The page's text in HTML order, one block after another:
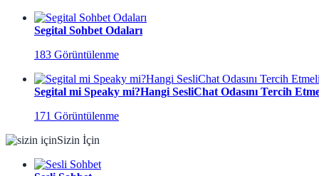
Segital Sohbet Odaları
183 Görüntülenme
Segital mi Speaky mi?Hangi SesliChat Odasını Tercih
171 Görüntülenme
Sizin İçin